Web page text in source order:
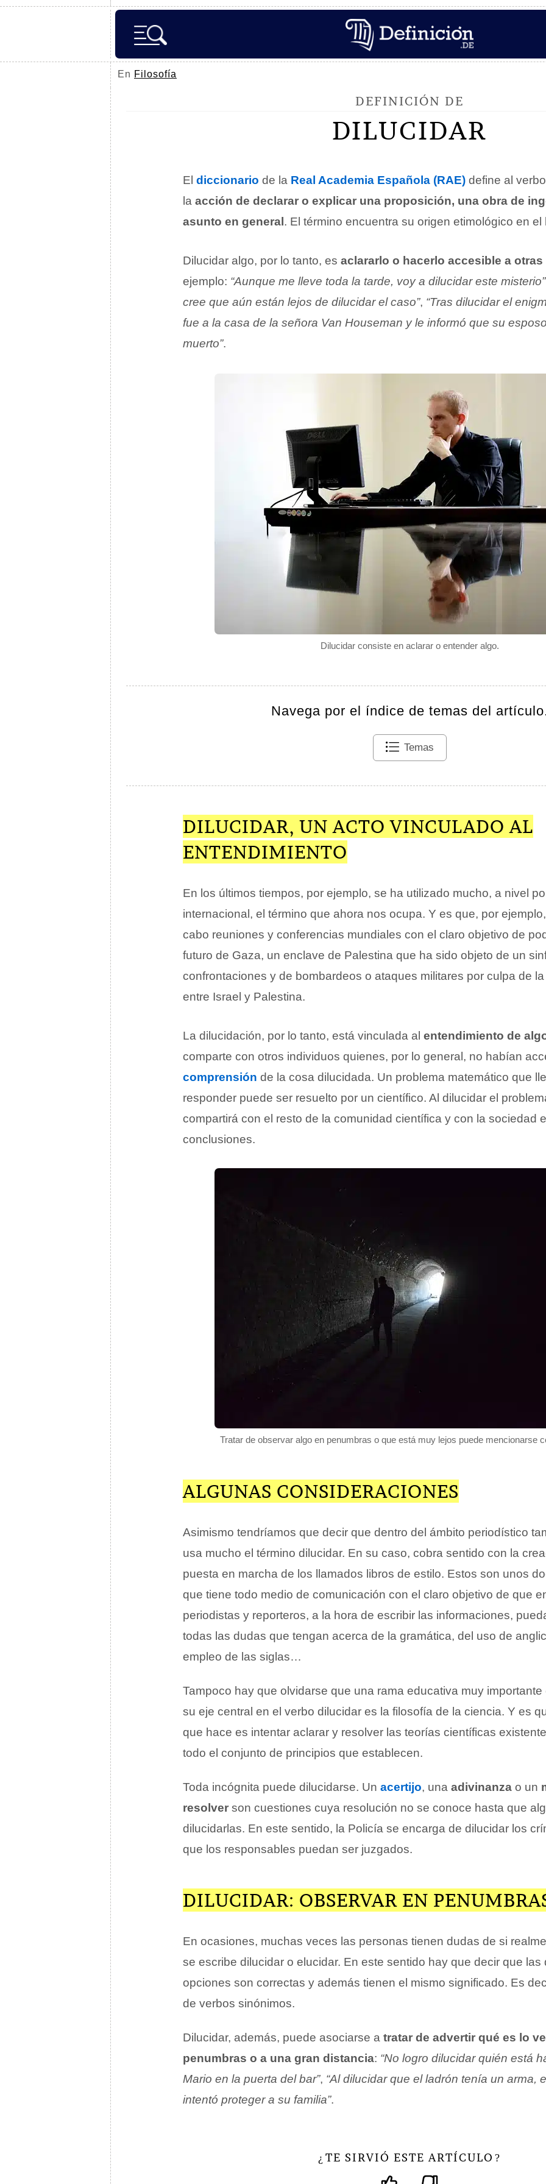
En Filosofía
DEFINICIÓN DE
DILUCIDAR
Dilucidar consiste en aclarar o entender algo.
El diccionario de la Real Academia Española (RAE) define al
la acción de declarar o explicar una proposición, una obra de
asunto en general . El término encuentra su origen etimológico en
Dilucidar algo, por lo tanto, es aclararlo o hacerlo accesible a otras
ejemplo: “Aunque me lleve toda la tarde, voy a dilucidar este misterio”
cree que aún están lejos de dilucidar el caso”, “Tras dilucidar el
fue a la casa de la señora Van Houseman y le informó que su
muerto”.
Navega por el índice de temas del
Temas
DILUCIDAR, UN ACTO VINCULADO AL
ENTENDIMIENTO
En los últimos tiempos, por ejemplo, se ha utilizado mucho, a nivel
internacional, el término que ahora nos ocupa. Y es que, por
cabo reuniones y conferencias mundiales con el claro objetivo de
futuro de Gaza, un enclave de Palestina que ha sido objeto de un
confrontaciones y de bombardeos o ataques militares por culpa de
entre Israel y Palestina.
La dilucidación, por lo tanto, está vinculada al entendimiento de
comparte con otros individuos quienes, por lo general, no habían
comprensión de la cosa dilucidada. Un problema matemático que
responder puede ser resuelto por un científico. Al dilucidar el
compartirá con el resto de la comunidad científica y con la sociedad
conclusiones.
Tratar de observar algo en penumbras o que está muy lejos puede mencionarse
ALGUNAS CONSIDERACIONES
Asimismo tendríamos que decir que dentro del ámbito periodístico
usa mucho el término dilucidar. En su caso, cobra sentido con la
puesta en marcha de los llamados libros de estilo. Estos son unos
que tiene todo medio de comunicación con el claro objetivo de que
periodistas y reporteros, a la hora de escribir las informaciones,
todas las dudas que tengan acerca de la gramática, del uso de
empleo de las siglas…
Tampoco hay que olvidarse que una rama educativa muy importante
su eje central en el verbo dilucidar es la filosofía de la ciencia. Y es
que hace es intentar aclarar y resolver las teorías científicas
todo el conjunto de principios que establecen.
Toda incógnita puede dilucidarse. Un acertijo, una adivinanza o un
resolver son cuestiones cuya resolución no se conoce hasta que
dilucidarlas. En este sentido, la Policía se encarga de dilucidar los
que los responsables puedan ser juzgados.
DILUCIDAR: OBSERVAR EN
En ocasiones, muchas veces las personas tienen dudas de si
se escribe dilucidar o elucidar. En este sentido hay que decir que las
opciones son correctas y además tienen el mismo significado. Es
de verbos sinónimos.
Dilucidar, además, puede asociarse a tratar de advertir qué es lo
penumbras o a una gran distancia: “No logro dilucidar quién está
Mario en la puerta del bar”, “Al dilucidar que el ladrón tenía un arma,
intentó proteger a su familia”.
¿ TE SIRVIÓ ESTE ARTÍCULO ?